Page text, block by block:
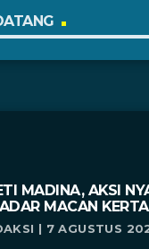
MADINA, AKSI
MACAN
| 7 AGUSTUS